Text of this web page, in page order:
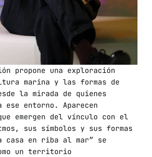
propone una exploración
marina y las formas de
la mirada de quienes
ese entorno. Aparecen
emergen del vínculo con el
sus símbolos y sus formas
casa en riba al mar” se
un territorio